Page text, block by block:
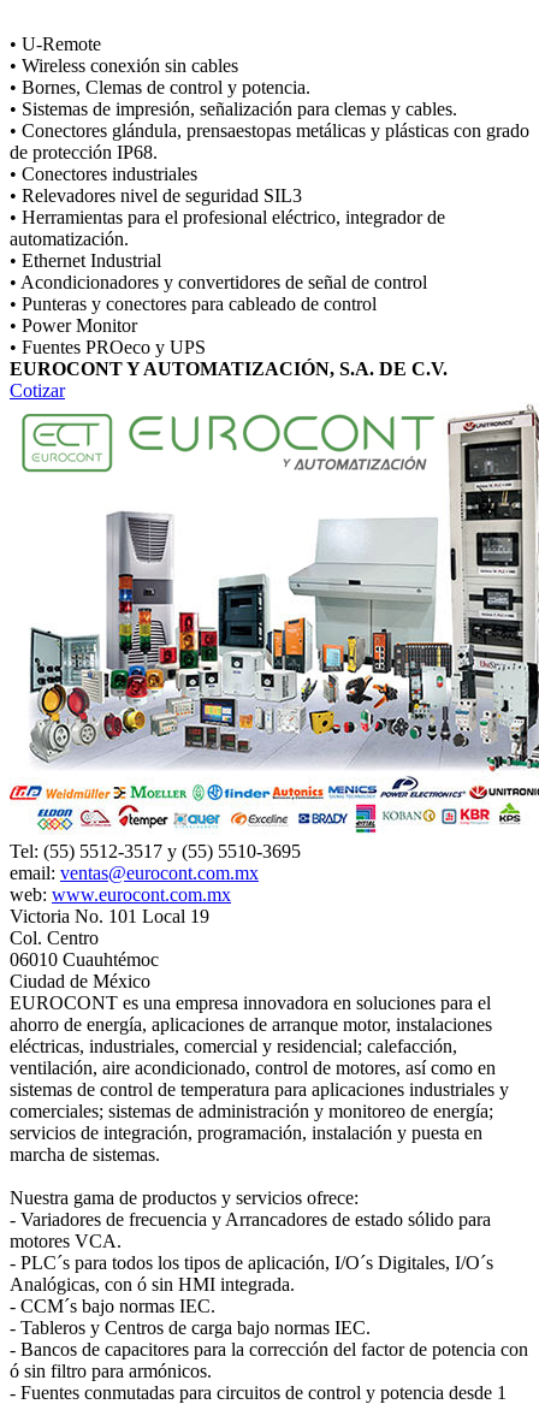
• U‐Remote
• Wireless conexión sin cables
• Bornes, Clemas de control y potencia.
• Sistemas de impresión, señalización para clemas y cables.
• Conectores glándula, prensaestopas metálicas y plásticas con grado
de protección IP68.
• Conectores industriales
• Relevadores nivel de seguridad SIL3
• Herramientas para el profesional eléctrico, integrador de
automatización.
• Ethernet Industrial
• Acondicionadores y convertidores de señal de control
• Punteras y conectores para cableado de control
• Power Monitor
• Fuentes PROeco y UPS
EUROCONT Y AUTOMATIZACIÓN, S.A. DE C.V.
Cotizar
Tel: (55) 5512-3517 y (55) 5510-3695
email: ventas@eurocont.com.mx
web: www.eurocont.com.mx
Victoria No. 101 Local 19
Col. Centro
06010 Cuauhtémoc
Ciudad de México
EUROCONT es una empresa innovadora en soluciones para el
ahorro de energía, aplicaciones de arranque motor, instalaciones
eléctricas, industriales, comercial y residencial; calefacción,
ventilación, aire acondicionado, control de motores, así como en
sistemas de control de temperatura para aplicaciones industriales y
comerciales; sistemas de administración y monitoreo de energía;
servicios de integración, programación, instalación y puesta en
marcha de sistemas.
Nuestra gama de productos y servicios ofrece:
- Variadores de frecuencia y Arrancadores de estado sólido para
motores VCA.
- PLC´s para todos los tipos de aplicación, I/O´s Digitales, I/O´s
Analógicas, con ó sin HMI integrada.
- CCM´s bajo normas IEC.
- Tableros y Centros de carga bajo normas IEC.
- Bancos de capacitores para la corrección del factor de potencia con
ó sin filtro para armónicos.
- Fuentes conmutadas para circuitos de control y potencia desde 1